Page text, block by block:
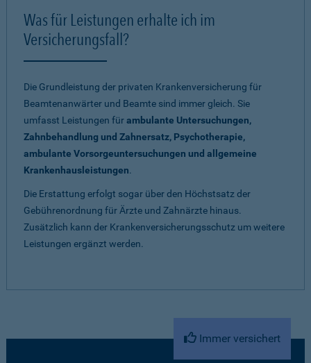
Was für Leistungen erhalte ich im
Versicherungsfall?
Die Grundleistung der privaten Krankenversicherung für
Beamtenanwärter und Beamte sind immer gleich. Sie
umfasst Leistungen fürambulante Untersuchungen,
Zahnbehandlung und Zahnersatz, Psychotherapie,
ambulante Vorsorgeuntersuchungen und allgemeine
Krankenhausleistungen.
Die Erstattung erfolgt sogar über den Höchstsatz der
Gebührenordnung für Ärzte und Zahnärzte hinaus.
Zusätzlich kann der Krankenversicherungsschutz um weitere
Leistungen ergänzt werden.
Immer versichert